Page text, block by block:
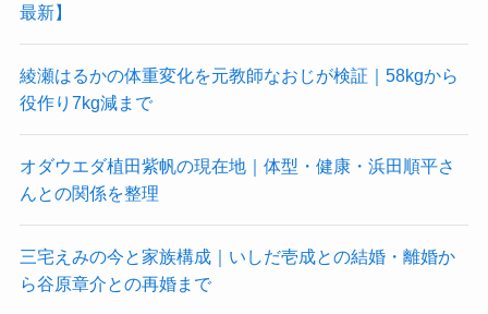
最新】
綾瀬はるかの体重変化を元教師なおじが検証｜58kgから
役作り7kg減まで
オダウエダ植田紫帆の現在地｜体型・健康・浜田順平さ
んとの関係を整理
三宅えみの今と家族構成｜いしだ壱成との結婚・離婚か
ら谷原章介との再婚まで